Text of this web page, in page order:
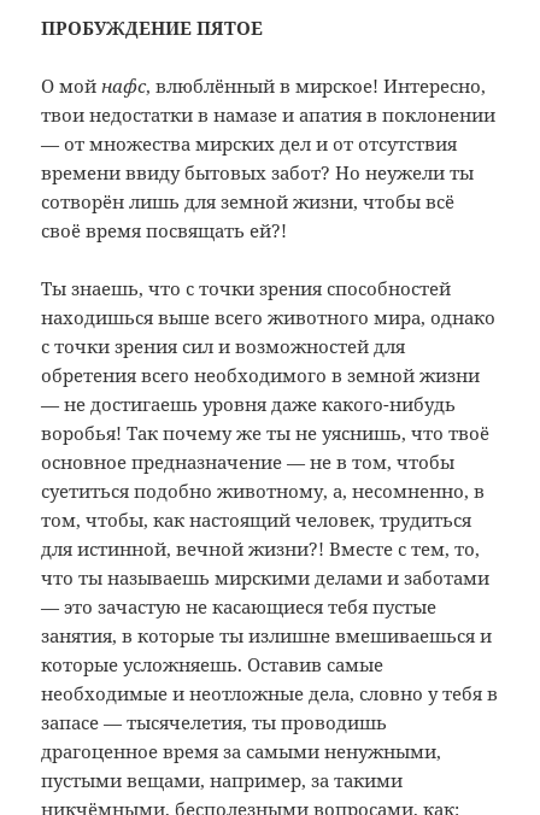
ПРОБУЖДЕНИЕ ПЯТОЕ
О мой нафс, влюблённый в мирское! Интересно,
твои недостатки в намазе и апатия в поклонении
— от множества мирских дел и от отсутствия
времени ввиду бытовых забот? Но неужели ты
сотворён лишь для земной жизни, чтобы всё
своё время посвящать ей?!
Ты знаешь, что с точки зрения способностей
находишься выше всего животного мира, однако
с точки зрения сил и возможностей для
обретения всего необходимого в земной жизни
— не достигаешь уровня даже какого-нибудь
воробья! Так почему же ты не уяснишь, что твоё
основное предназначение — не в том, чтобы
суетиться подобно животному, а, несомненно, в
том, чтобы, как настоящий человек, трудиться
для истинной, вечной жизни?! Вместе с тем, то,
что ты называешь мирскими делами и заботами
— это зачастую не касающиеся тебя пустые
занятия, в которые ты излишне вмешиваешься и
которые усложняешь. Оставив самые
необходимые и неотложные дела, словно у тебя в
запасе — тысячелетия, ты проводишь
драгоценное время за самыми ненужными,
пустыми вещами, например, за такими
никчёмными, бесполезными вопросами, как: